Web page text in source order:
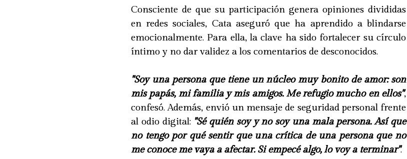
Consciente de que su participación genera opiniones divididas
en redes sociales, Cata aseguró que ha aprendido a blindarse
emocionalmente. Para ella, la clave ha sido fortalecer su círculo
íntimo y no dar validez a los comentarios de desconocidos.
"Soy una persona que tiene un núcleo muy bonito de amor: son
mis papás, mi familia y mis amigos. Me refugio mucho en ellos",
confesó. Además, envió un mensaje de seguridad personal frente
al odio digital: "Sé quién soy y no soy una mala persona. Así que
no tengo por qué sentir que una crítica de una persona que no
me conoce me vaya a afectar. Si empecé algo, lo voy a terminar".